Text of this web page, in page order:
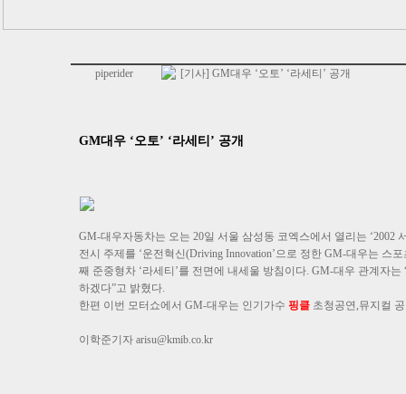
piperider [기사] GM대우 ‘오토’ ‘라세티’ 공개
GM대우 ‘오토’ ‘라세티’ 공개
GM-대우자동차는 오는 20일 서울 삼성동 코엑스에서 열리는 ‘2002
전시 주제를 ‘운전혁신(Driving Innovation’으로 정한 GM-대우는 스
째 준중형차 ‘라세티’를 전면에 내세울 방침이다. GM-대우 관계자
하겠다”고 밝혔다.
한편 이번 모터쇼에서 GM-대우는 인기가수 핑클 초청공연,뮤지컬
이학준기자arisu@kmib.co.kr